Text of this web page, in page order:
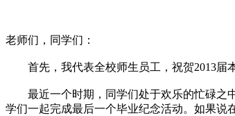
老师们，同学们：
首先，我代表全校师生员工，祝贺2013届本
最近一个时期，同学们处于欢乐的忙碌之中
学们一起完成最后一个毕业纪念活动。如果说